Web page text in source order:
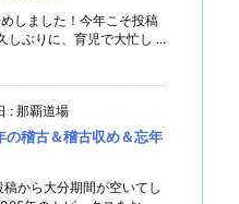
しました！今年こそ投稿
しぶりに、育児で大忙し ...
: 那覇道場
稽古＆稽古収め＆忘年
から大分期間が空いてし